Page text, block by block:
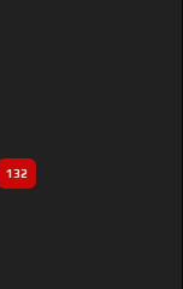
132